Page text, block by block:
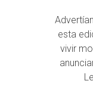
esta
vivir